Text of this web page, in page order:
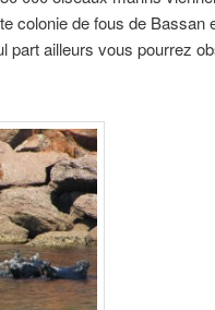
colonie de fous de Bassan
part ailleurs vous pourrez